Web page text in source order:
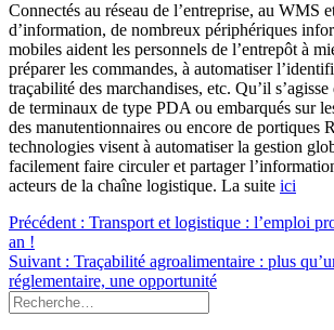
Connectés au réseau de l’entreprise, au WMS
d’information, de nombreux périphériques
mobiles aident les personnels de l’entrepôt à
préparer les commandes, à automatiser
traçabilité des marchandises, etc. Qu’il
de terminaux de type PDA ou embarqués sur
des manutentionnaires ou encore de portiques
technologies visent à automatiser la gestion
facilement faire circuler et partager
acteurs de la chaîne logistique. La suite ici
Navigation
de
l’article
Précédent : Article
:
Transport et logistique : l’emploi
an !
Suivant : Article
suivant
:
Traçabilité agroalimentaire : plus
réglementaire, une opportunité
Recherche
pour